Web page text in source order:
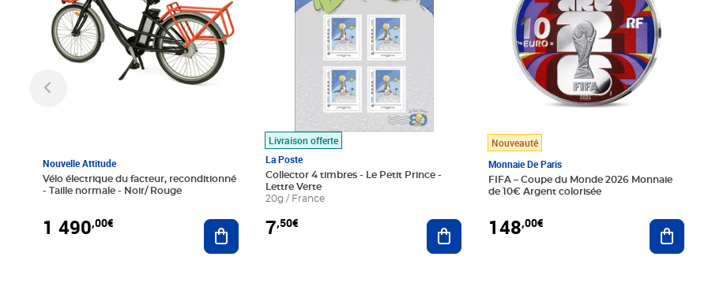
Nouvelle Attitude
Vélo électrique du facteur, reconditionné
- Taille normale - Noir/ Rouge
1 490,00€ Ajouter au panier
Livraison offerte
La Poste
Collector 4 timbres - Le Petit Prince -
Lettre Verte
20g / France
7,50€ Ajouter au panier
Nouveauté
Monnaie De Paris
FIFA – Coupe du Monde 2026 Monnaie
de 10€ Argent colorisée
148,00€